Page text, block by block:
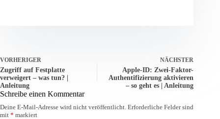
VORHERIGER
Zugriff auf Festplatte
verweigert – was tun? |
Anleitung
NÄCHSTER
Apple-ID: Zwei-Faktor-
Authentifizierung aktivieren
– so geht es | Anleitung
Schreibe einen Kommentar
Deine E-Mail-Adresse wird nicht veröffentlicht. Erforderliche Felder sind
mit * markiert